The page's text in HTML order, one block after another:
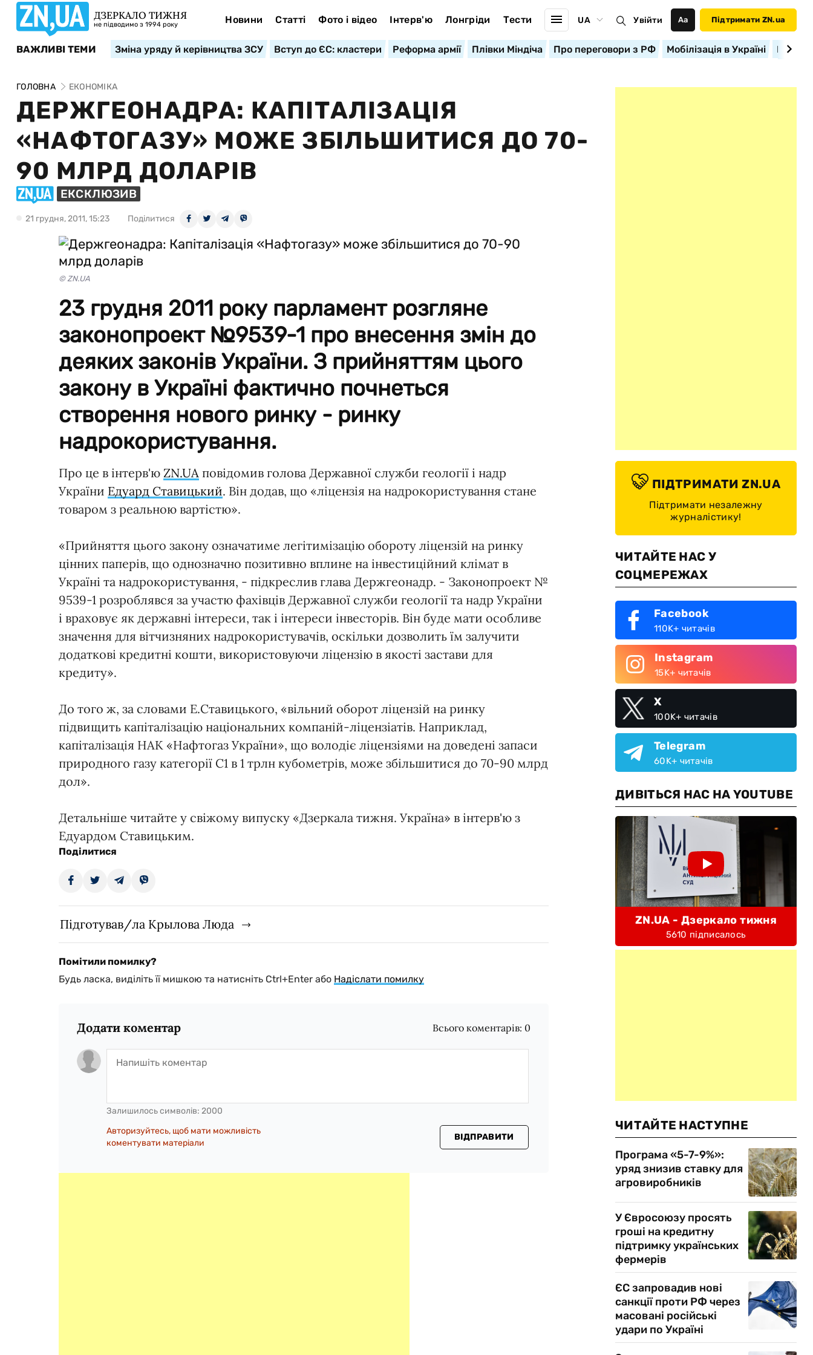
ДЗЕРКАЛО ТИЖНЯ
не підводимо з 1994 року Новини Статті Фото і відео Інтерв'ю Лонгріди Тести UA Увійти Аа Підтримати ZN.ua
ВАЖЛИВІ ТЕМИ Зміна уряду й керівництва ЗСУ Вступ до ЄС: кластери Реформа армії Плівки Міндіча Про переговори з РФ Мобілізація в Україні
ГОЛОВНА ЕКОНОМІКА
ДЕРЖГЕОНАДРА: КАПІТАЛІЗАЦІЯ
«НАФТОГАЗУ» МОЖЕ ЗБІЛЬШИТИСЯ ДО 70-
90 МЛРД ДОЛАРІВ
ЕКСКЛЮЗИВ
21 грудня, 2011, 15:23 Поділитися
© ZN.UA
23 грудня 2011 року парламент розгляне
законопроект №9539-1 про внесення змін до
деяких законів України. З прийняттям цього
закону в Україні фактично почнеться
створення нового ринку - ринку
надрокористування.
Про це в інтерв'ю ZN.UA повідомив голова Державної служби геології і надр
України Едуард Ставицький. Він додав, що «ліцензія на надрокористування стане
товаром з реальною вартістю».
«Прийняття цього закону означатиме легітимізацію обороту ліцензій на ринку
цінних паперів, що однозначно позитивно вплине на інвестиційний клімат в
Україні та надрокористування, - підкреслив глава Держгеонадр. - Законопроект №
9539-1 розроблявся за участю фахівців Державної служби геології та надр України
і враховує як державні інтереси, так і інтереси інвесторів. Він буде мати особливе
значення для вітчизняних надрокористувачів, оскільки дозволить їм залучити
додаткові кредитні кошти, використовуючи ліцензію в якості застави для
кредиту».
До того ж, за словами Е.Ставицького, «вільний оборот ліцензій на ринку
підвищить капіталізацію національних компаній-ліцензіатів. Наприклад,
капіталізація НАК «Нафтогаз України», що володіє ліцензіями на доведені запаси
природного газу категорії С1 в 1 трлн кубометрів, може збільшитися до 70-90 млрд
дол».
Детальніше читайте у свіжому випуску «Дзеркала тижня. Україна» в інтерв'ю з
Едуардом Ставицьким.
Поділитися
Підготував/ла Крылова Люда
Помітили помилку?
Будь ласка, виділіть її мишкою та натисніть Ctrl+Enter або Надіслати помилку
Додати коментар Всього коментарів: 0
Залишилось символів: 2000
Авторизуйтесь, щоб мати можливість
коментувати матеріали
ВІДПРАВИТИ
ПІДТРИМАТИ ZN.UA
Підтримати незалежну
журналістику!
ЧИТАЙТЕ НАС У
СОЦМЕРЕЖАХ
Facebook
110K+ читачів
Instagram
15K+ читачів
X
100K+ читачів
Telegram
60K+ читачів
ДИВІТЬСЯ НАС НА YOUTUBE
ZN.UA - Дзеркало тижня
5610 підписалось
ЧИТАЙТЕ НАСТУПНЕ
Програма «5-7-9%»:
уряд знизив ставку для
агровиробників
У Євросоюзу просять
гроші на кредитну
підтримку українських
фермерів
ЄС запровадив нові
санкції проти РФ через
масовані російські
удари по Україні